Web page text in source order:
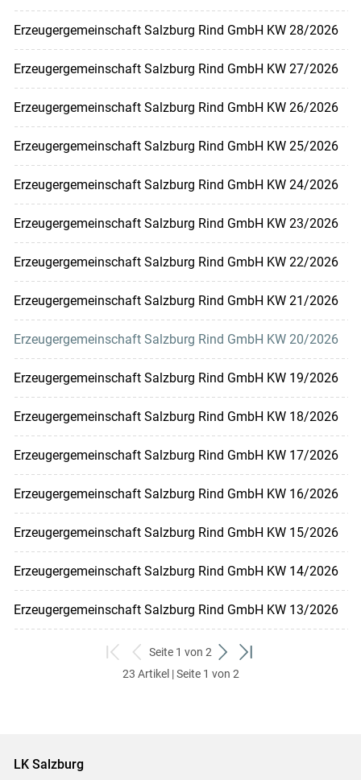
Erzeugergemeinschaft Salzburg Rind GmbH KW 28/2026
Erzeugergemeinschaft Salzburg Rind GmbH KW 27/2026
Erzeugergemeinschaft Salzburg Rind GmbH KW 26/2026
Erzeugergemeinschaft Salzburg Rind GmbH KW 25/2026
Erzeugergemeinschaft Salzburg Rind GmbH KW 24/2026
Erzeugergemeinschaft Salzburg Rind GmbH KW 23/2026
Erzeugergemeinschaft Salzburg Rind GmbH KW 22/2026
Erzeugergemeinschaft Salzburg Rind GmbH KW 21/2026
Erzeugergemeinschaft Salzburg Rind GmbH KW 20/2026
Erzeugergemeinschaft Salzburg Rind GmbH KW 19/2026
Erzeugergemeinschaft Salzburg Rind GmbH KW 18/2026
Erzeugergemeinschaft Salzburg Rind GmbH KW 17/2026
Erzeugergemeinschaft Salzburg Rind GmbH KW 16/2026
Erzeugergemeinschaft Salzburg Rind GmbH KW 15/2026
Erzeugergemeinschaft Salzburg Rind GmbH KW 14/2026
Erzeugergemeinschaft Salzburg Rind GmbH KW 13/2026
zum
ersten
zurück
zum
Seite 1 von 2
weiter
zum
zum
23 Artikel | Seite 1 von 2
LK Salzburg